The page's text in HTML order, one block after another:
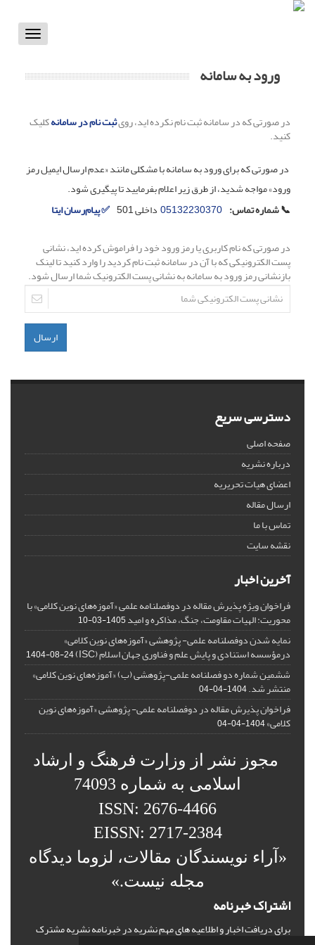
Toggle
ورود به سامانه
در صورتی که در سامانه ثبت نام نکرده اید، رویثبت نام در سامانهکلیک
کنید.
در صورتی که برای ورود به سامانه با مشکلی مانند «عدم ارسال ایمیل رمز
ورود» مواجه شدید، از طرق زیر اعلام بفرمایید تا پیگیری شود.
📞شماره تماس: 05132230370داخلی 501 ✅ پیام‌رسان ایتا
در صورتی که نام کاربری یا رمز ورود خود را فراموش کرده اید، نشانی
پست الکترونیکی که با آن در سامانه ثبت نام کردید را وارد کنید تا لینک
بازنشانی رمز ورود به سامانه به نشانی پست الکترونیک شما ارسال شود.
ارسال
دسترسی سریع
صفحه اصلی
درباره نشریه
اعضای هیات تحریریه
ارسال مقاله
تماس با ما
نقشه سایت
آخرین اخبار
فراخوان ویژه پذیرش مقاله در دوفصلنامه علمی «آموزه‌های نوین کلامی» با
محوریت: الهیات مقاومت، جنگ، مذاکره و امید1405-03-10
نمایه شدن دوفصلنامه علمی- پژوهشی «آموزه‌های نوین کلامی»
درمؤسسه استنادی و پایش علم و فناوری جهان اسلام (ISC) 1404-08-24
ششمین شماره دو فصلنامه علمی-پژوهشی (ب) «آموزه‌های نوین کلامی»
منتشر شد.1404-04-04
فراخوان پذیرش مقاله در دوفصلنامه علمی- پژوهشی «آموزه‌های نوین
کلامی»1404-04-04
مجوز نشر از وزارت فرهنگ و ارشاد
اسلامی به شماره 74093
ISSN: 2676-4466
EISSN: 2717-2384
«آراء نویسندگان مقالات، لزوما دیدگاه
مجله نیست.»
اشتراک خبرنامه
برای دریافت اخبار و اطلاعیه های مهم نشریه در خبرنامه نشریه مشترک